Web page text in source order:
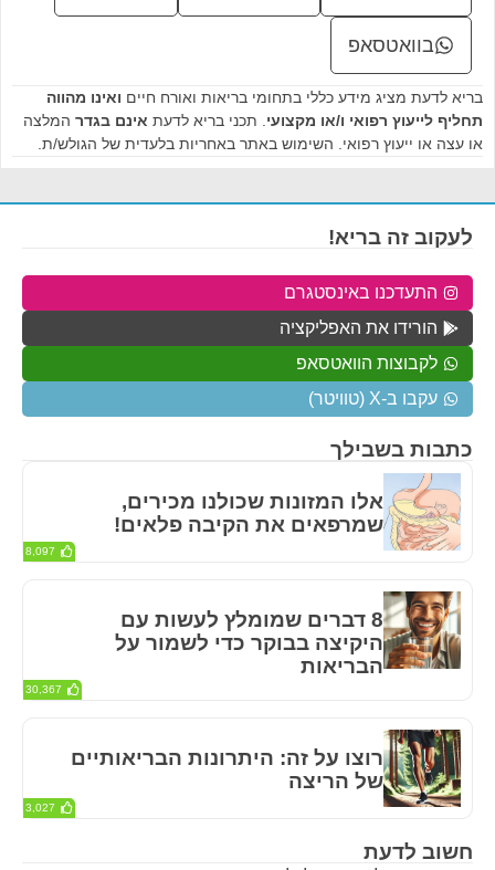
בוואטסאפ
בריא לדעת מציג מידע כללי בתחומי בריאות ואורח חיים ואינו מהווה
תחליף לייעוץ רפואי ו/או מקצועי . תכני בריא לדעת אינם בגדר המלצה
או עצה או ייעוץ רפואי. השימוש באתר באחריות בלעדית של הגולש/ת.
חשוב לדעת
כתבות בשבילך
אלו המזונות שכולנו מכירים,
שמרפאים את הקיבה פלאים!
8,097
8 דברים שמומלץ לעשות עם
היקיצה בבוקר כדי לשמור על
הבריאות
30,367
רוצו על זה: היתרונות הבריאותיים
של הריצה
3,027
לעקוב זה בריא!
התעדכנו באינסטגרם
הורידו את האפליקציה
לקבוצות הוואטסאפ
עקבו ב-X (טוויטר)